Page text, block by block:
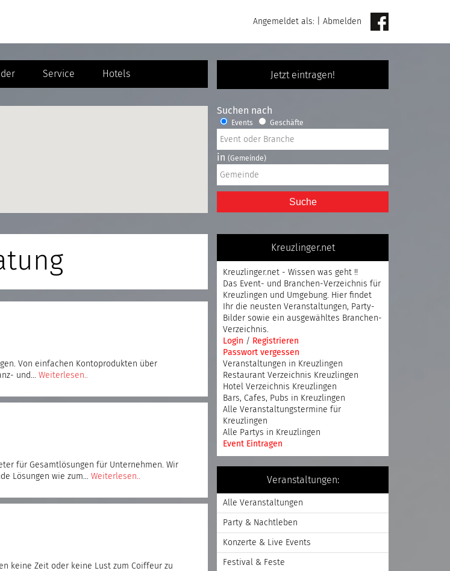
Angemeldet als: Abmelden
Jetzt eintragen!
Service Hotels
Von einfachen Kontoprodukten über
und… Weiterlesen..
für Gesamtlösungen für Unternehmen. Wir
Lösungen wie zum… Weiterlesen..
keine Zeit oder keine Lust zum Coiffeur zu
Suchen nach
Events Geschäfte
in (Gemeinde)
Suche
Kreuzlinger.net
Kreuzlinger.net - Wissen was geht !!
Das Event- und Branchen-Verzeichnis für
Kreuzlingen und Umgebung. Hier findet
Ihr die neusten Veranstaltungen, Party-
Bilder sowie ein ausgewähltes Branchen-
Verzeichnis.
Login / Registrieren
Passwort vergessen
Veranstaltungen in Kreuzlingen
Restaurant Verzeichnis Kreuzlingen
Hotel Verzeichnis Kreuzlingen
Bars, Cafes, Pubs in Kreuzlingen
Alle Veranstaltungstermine für
Kreuzlingen
Alle Partys in Kreuzlingen
Event Eintragen
Veranstaltungen:
Alle Veranstaltungen
Party & Nachtleben
Konzerte & Live Events
Festival & Feste